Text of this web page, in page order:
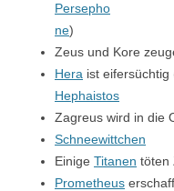
Persepho
ne)
Zeus und Kore
Hera ist eifersüchtig
Hephaistos
Zagreus wird in die
Schneewittchen
Einige Titanen töten
Prometheus